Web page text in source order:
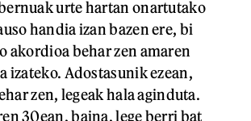
urte hartan onartutako
handia izan bazen ere, bi
akordioa behar zen amaren
izateko. Adostasunik ezean,
zen, legeak hala aginduta.
30ean, baina, lege berri bat